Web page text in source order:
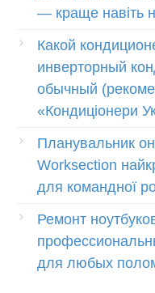
— краще навіть
Какой
инверторный
обычный
«Кондиціонери
Планувальник
Worksection
для командної
Ремонт
для любых